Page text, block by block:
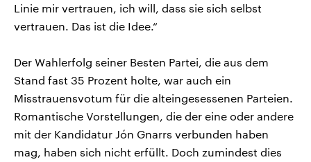
Linie mir vertrauen, ich will, dass sie sich selbst
vertrauen. Das ist die Idee.“
Der Wahlerfolg seiner Besten Partei, die aus dem
Stand fast 35 Prozent holte, war auch ein
Misstrauensvotum für die alteingesessenen Parteien.
Romantische Vorstellungen, die der eine oder andere
mit der Kandidatur Jón Gnarrs verbunden haben
mag, haben sich nicht erfüllt. Doch zumindest dies